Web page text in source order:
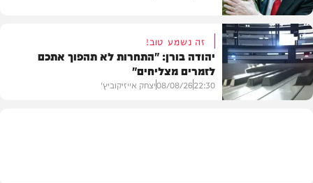
מדיני
זה נשמע טוב!
יהודה בורן: "התחרות לא תהפוך אתכם
לזמרים מצליחים"
22:30
08/08/26יצחק אייזיקוביץ'